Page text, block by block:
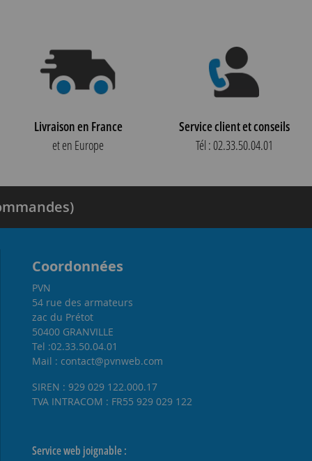
Livraison en France
et en Europe
Service client et conseils
Tél : 02.33.50.04.01
Coordonnées
PVN
54 rue des armateurs
zac du Prétot
50400 GRANVILLE
Tel :02.33.50.04.01
Mail : contact@pvnweb.com
SIREN : 929 029 122.000.17
TVA INTRACOM : FR55 929 029 122
Service web joignable :